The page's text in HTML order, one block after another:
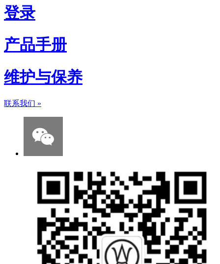
登录
产品手册
维护与保养
联系我们 »